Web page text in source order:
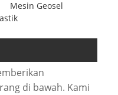
Mesin Geosel
di bawah. Kami